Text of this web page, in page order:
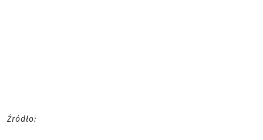
Źródło: